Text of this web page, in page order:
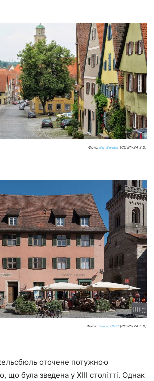
Фото: Ben Bender (CC BY-SA 3.0)
Фото: Tilman2007(CC BY-SA 4.0)
оточене потужною
що була зведена у XIII столітті. Однак